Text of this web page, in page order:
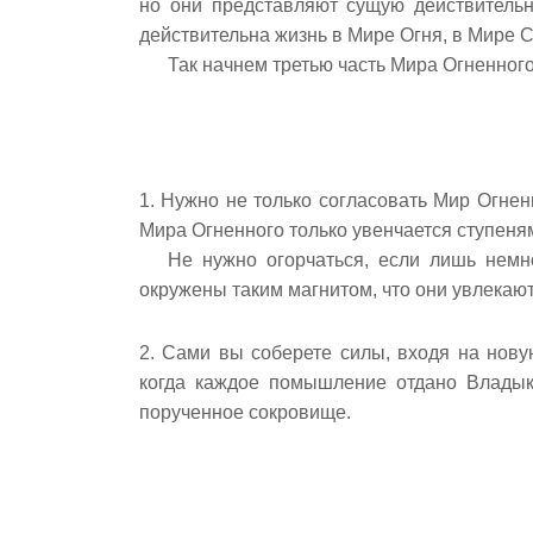
но они представляют сущую
действительна жизнь в Мире Огня, в Мире
Так начнем третью часть Мира
1. Нужно не только согласовать Мир
Мира Огненного только увенчается
Не нужно огорчаться, если лишь
окружены таким магнитом, что они
2. Сами вы соберете силы, входя на
когда каждое помышление отдано
порученное сокровище.